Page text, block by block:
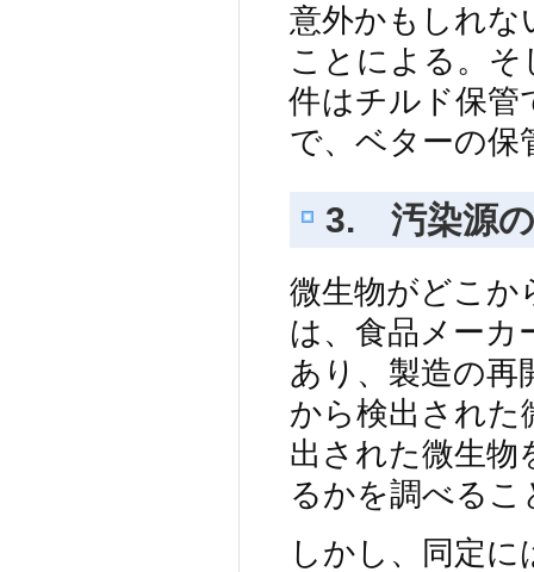
意外かもしれな
ことによる。
件はチルド保管
で、ベターの保
3. 汚染源
微生物がどこか
は、食品メーカ
あり、製造の再
から検出された
出された微生物
るかを調べる
しかし、同定